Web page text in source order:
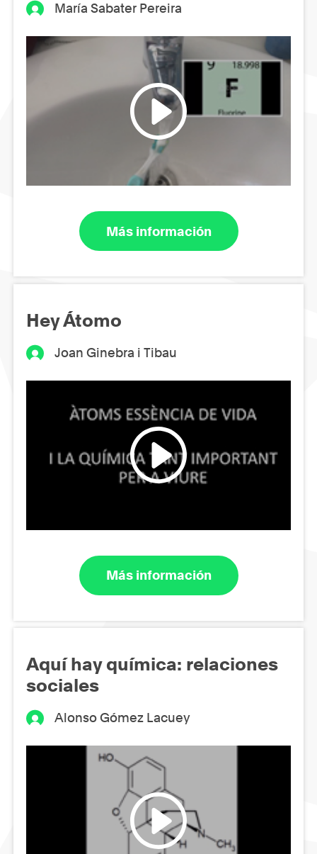
María Sabater Pereira
Más información
Hey Átomo
Joan Ginebra i Tibau
Más información
Aquí hay química: relaciones
sociales
Alonso Gómez Lacuey